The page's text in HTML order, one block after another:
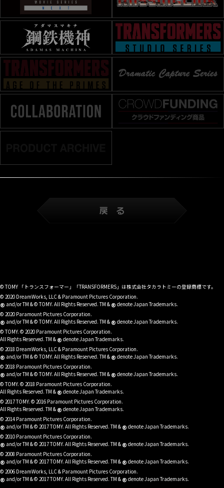
© TOMY 「トランスフォーマー」「TRANSFORMERS」は株式会社タカラトミーの登録商標です。
© 2020 DreamWorks, LLC & Paramount Pictures Corporation.
® and/or TM & © TOMY. All Rights Reserved. TM & ® denote Japan Trademarks.
© 2020 Paramount Pictures Corporation.
® and/or TM & © TOMY. All Rights Reserved. TM & ® denote Japan Trademarks.
© TOMY. © 2020 Paramount Pictures Corporation.
All Rights Reserved. TM & ® denote Japan Trademarks.
© 2018 DreamWorks, LLC & Paramount Pictures Corporation.
® and/or TM & © TOMY. All Rights Reserved. TM & ® denote Japan Trademarks.
© 2018 Paramount Pictures Corporation.
® and/or TM & © TOMY. All Rights Reserved. TM & ® denote Japan Trademarks.
© TOMY. © 2018 Paramount Pictures Corporation.
All Rights Reserved. TM & ® denote Japan Trademarks.
© 2017 TOMY. © 2016 Paramount Pictures Corporation.
All Rights Reserved. TM & ® denote Japan Trademarks.
© 2014 Paramount Pictures Corporation.
® and/or TM & © 2017 TOMY. All Rights Reserved. TM & ® denote Japan Trademarks.
© 2010 Paramount Pictures Corporation.
® and/or TM & © 2017 TOMY. All Rights Reserved. TM & ® denote Japan Trademarks.
© 2008 Paramount Pictures Corporation.
® and/or TM & © 2017 TOMY. All Rights Reserved. TM & ® denote Japan Trademarks.
© 2006 DreamWorks, LLC & Paramount Pictures Corporation.
® and/or TM & © 2017 TOMY. All Rights Reserved. TM & ® denote Japan Trademarks.